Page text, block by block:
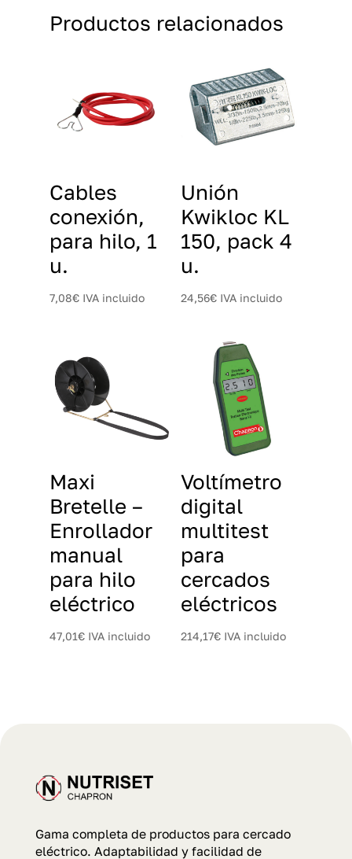
Productos relacionados
Cables
conexión,
para hilo, 1
u.
7,08€ IVA incluido
Unión
Kwikloc KL
150, pack 4
u.
24,56€ IVA incluido
Maxi
Bretelle –
Enrollador
manual
para hilo
eléctrico
47,01€ IVA incluido
Voltímetro
digital
multitest
para
cercados
eléctricos
214,17€ IVA incluido
Gama completa de productos para cercado
eléctrico. Adaptabilidad y facilidad de